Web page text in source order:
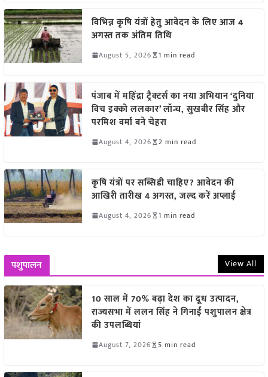
विभिन्न कृषि यंत्रों हेतु आवेदन के लिए आज 4
अगस्त तक अंतिम तिथि
August 5, 2026 1 min read
पंजाब में महिंद्रा ट्रैक्टर्स का नया अभियान ‘दुनिया
विच इक्को ललकार’ लॉन्च, सुखबीर सिंह और
परमिश वर्मा बने चेहरा
August 4, 2026 2 min read
कृषि यंत्रों पर सब्सिडी चाहिए? आवेदन की
आखिरी तारीख 4 अगस्त, जल्द करें अप्लाई
August 4, 2026 1 min read
पशुपालन View All
10 साल में 70% बढ़ा देश का दूध उत्पादन,
राज्यसभा में ललन सिंह ने गिनाईं पशुपालन क्षेत्र
की उपलब्धियां
August 7, 2026 5 min read